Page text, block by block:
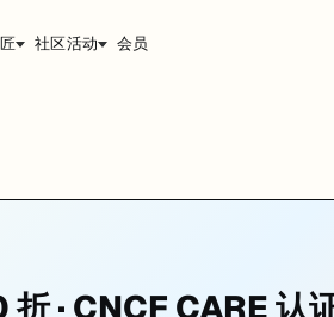
社区活动 会员
早鸟 80 折约 USD 33；两个月后 AI-102
的 AI-103 正式名称是「Azure AI App
则完整转向 生成式 AI 应用开发与 AI
· CNCF CARE 认